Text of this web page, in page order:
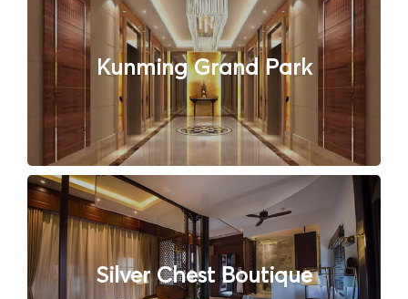
Kunming Grand Park
Silver Chest Boutique